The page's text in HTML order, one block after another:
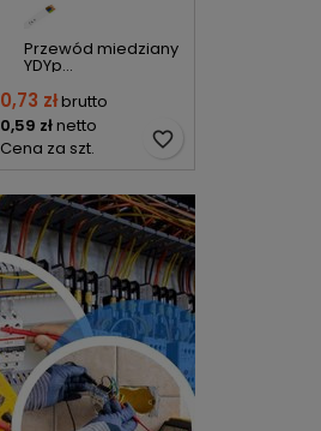
Przewód miedziany
YDYp...
0,73 złbrutto
0,59 złnetto
Cena za szt.
favorite_border